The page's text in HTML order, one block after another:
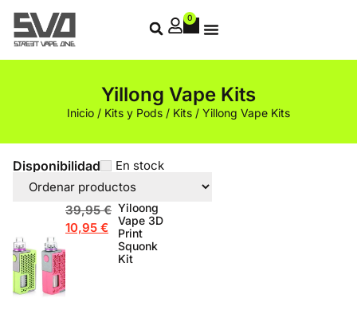
0
Yillong Vape Kits
Inicio / Kits y Pods / Kits / Yillong Vape Kits
Disponibilidad En stock
39,95€
10,95 €
Yiloong
Vape 3D
Print
Squonk
Kit